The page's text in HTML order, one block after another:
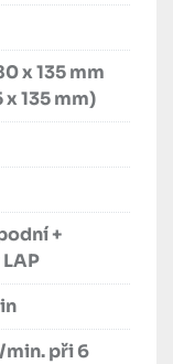
x 135 mm
135 mm)
+
při 6